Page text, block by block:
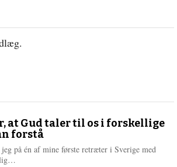
at Gud taler til os i forskellige
forstå
på én af mine første retræter i Sverige med